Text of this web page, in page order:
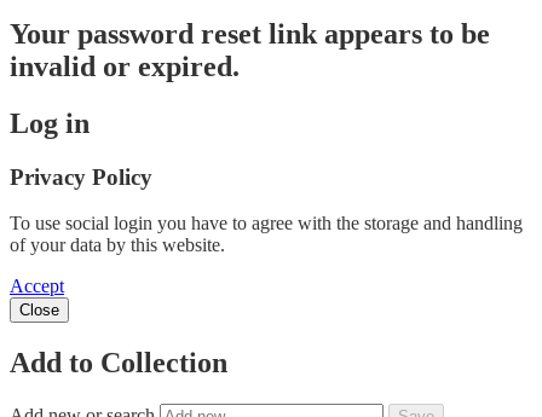
Your password reset link appears to be
invalid or expired.
Log in
Privacy Policy
To use social login you have to agree with the storage and handling
of your data by this website.
Accept
Close
Add to Collection